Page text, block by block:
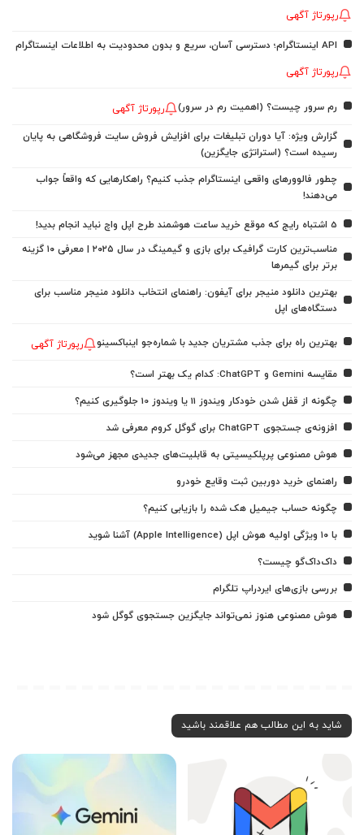
رپورتاژ آگهی
API اینستاگرام؛ دسترسی آسان، سریع و بدون محدودیت به اطلاعات اینستاگرام
رپورتاژ آگهی
رم سرور چیست؟ (اهمیت رم در سرور) رپورتاژ آگهی
گزارش ویژه: آیا دوران تبلیغات برای افزایش فروش سایت فروشگاهی به پایان
رسیده است؟ (استراتژی جایگزین)
چطور فالوورهای واقعی اینستاگرام جذب کنیم؟ راهکارهایی که واقعاً جواب
می‌دهند!
5 اشتباه رایج که موقع خرید ساعت هوشمند طرح اپل واچ نباید انجام بدید!
مناسب‌ترین کارت گرافیک برای بازی و گیمینگ در سال ۲۰۲۵ | معرفی ۱۰ گزینه
برتر برای گیمرها
بهترین دانلود منیجر برای آیفون: راهنمای انتخاب دانلود منیجر مناسب برای
دستگاه‌های اپل
بهترین راه برای جذب مشتریان جدید با شماره‌جو اینباکسینو رپورتاژ آگهی
مقایسه Gemini و ChatGPT: کدام یک بهتر است؟
چگونه از قفل شدن خودکار ویندوز 11 یا ویندوز 10 جلوگیری کنیم؟
افزونه‌ی جستجوی ChatGPT برای گوگل کروم معرفی شد
هوش مصنوعی پرپلکیسیتی به قابلیت‌های جدیدی مجهز می‌شود
راهنمای خرید دوربین ثبت وقایع خودرو
چگونه حساب جیمیل هک شده را بازیابی کنیم؟
با ۱۰ ویژگی اولیه هوش اپل (Apple Intelligence) آشنا شوید
داک‌داک‌گو چیست؟
بررسی بازی‌های ایردراپ تلگرام
هوش مصنوعی هنوز نمی‌تواند جایگزین جستجوی گوگل شود
شاید به این مطالب هم علاقمند باشید